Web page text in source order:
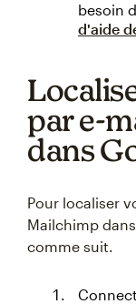
besoin
d'aide
par e-
dans
Pour localiser
Mailchimp
comme suit.